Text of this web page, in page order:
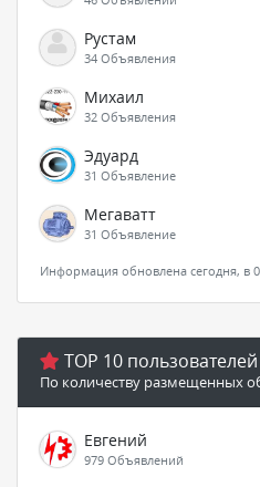
Рустам
34 Объявления
Михаил
32 Объявления
Эдуард
31 Объявление
Мегаватт
31 Объявление
Информация обновлена сегодня, в
TOP 10 пользователей
По количеству размещенных
Евгений
979 Объявлений